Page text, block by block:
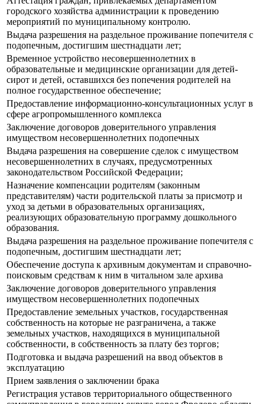
городского хозяйства администрации к проведению
мероприятий по муниципальному контролю.
Выдача разрешения на раздельное проживание попечителя с
подопечным, достигшим шестнадцати лет;
Временное устройство несовершеннолетних в
образовательные и медицинские организации для детей-
сирот и детей, оставшихся без попечения родителей на
полное государственное обеспечение;
Предоставление информационно-консультационных услуг в
сфере агропромышленного комплекса
Заключение договоров доверительного управления
имуществом несовершеннолетних подопечных
Выдача разрешения на совершение сделок с имуществом
несовершеннолетних в случаях, предусмотренных
законодательством Российской Федерации;
Назначение компенсации родителям (законным
представителям) части родительской платы за присмотр и
уход за детьми в образовательных организациях,
реализующих образовательную программу дошкольного
образования.
Выдача разрешения на раздельное проживание попечителя с
подопечным, достигшим шестнадцати лет;
Обеспечение доступа к архивным документам и справочно-
поисковым средствам к ним в читальном зале архива
Заключение договоров доверительного управления
имуществом несовершеннолетних подопечных
Предоставление земельных участков, государственная
собственность на которые не разграничена, а также
земельных участков, находящихся в муниципальной
собственности, в собственность за плату без торгов;
Подготовка и выдача разрешений на ввод объектов в
эксплуатацию
Прием заявления о заключении брака
Регистрация уставов территориального общественного